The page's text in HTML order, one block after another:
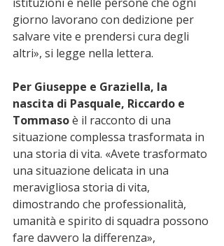
giorno lavorano con dedizione per
salvare vite e prendersi cura degli
altri», si legge nella lettera.
Per Giuseppe e Graziella, la
nascita di Pasquale, Riccardo e
Tommaso è il racconto di una
situazione complessa trasformata in
una storia di vita. «Avete trasformato
una situazione delicata in una
meravigliosa storia di vita,
dimostrando che professionalità,
umanità e spirito di squadra possono
fare davvero la differenza»,